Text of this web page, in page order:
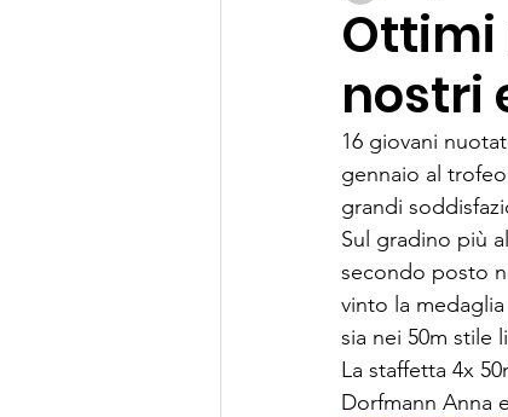
Ottimi
nostri
16 giovani
gennaio al
grandi
Sul gradino più
secondo posto
vinto la
sia nei 50m stile
La staffetta 4x
Dorfmann Anna